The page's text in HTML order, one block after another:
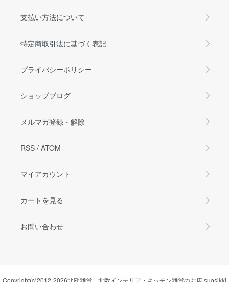
支払い方法について
特定商取引法に基づく表記
プライバシーポリシー
ショップブログ
メルマガ登録・解除
RSS / ATOM
マイアカウント
カートを見る
お問い合わせ
Copyright(c)2012-2026北欧雑貨、北欧インテリア・キッチン雑貨のお店|suosikki